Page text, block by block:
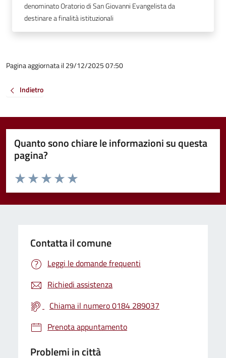
denominato Oratorio di San Giovanni Evangelista da
destinare a finalità istituzionali
Pagina aggiornata il 29/12/2025 07:50
Indietro
Quanto sono chiare le informazioni su questa
pagina?
Valuta da 1 a 5 stelle la pagina
Valuta 5 stelle su 5
Valuta 4 stelle su 5
Valuta 3 stelle su 5
Valuta 2 stelle su 5
Valuta 1 stelle su 5
Contatta il comune
Leggi le domande frequenti
Richiedi assistenza
Chiama il numero 0184 289037
Prenota appuntamento
Problemi in città